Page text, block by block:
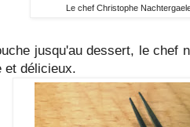
Le chef Christophe
jusqu'au dessert, le chef
et délicieux.